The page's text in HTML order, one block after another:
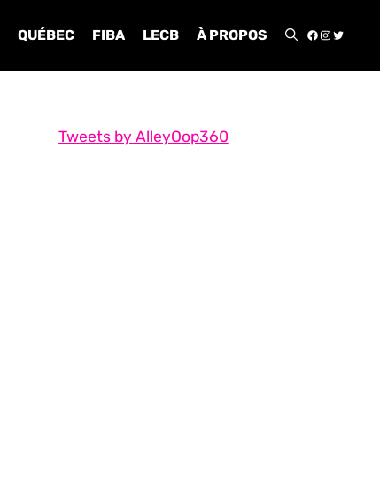
QUÉBEC FIBA LECB À PROPOS
Tweets by AlleyOop360